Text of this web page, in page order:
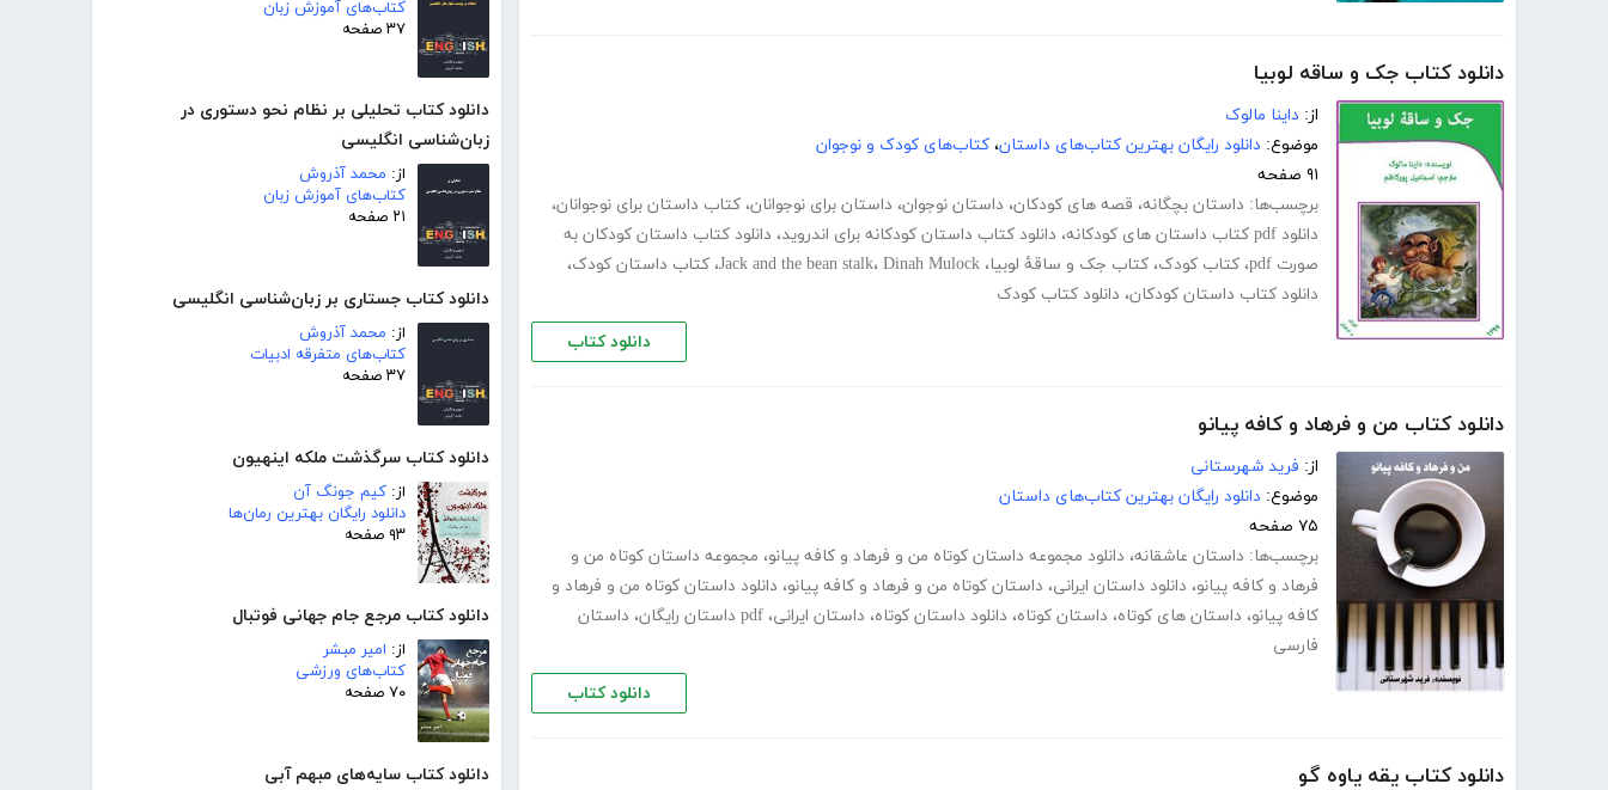
کتاب‌های آموزش زبان
۳۷ صفحه
دانلود کتاب تحلیلی بر نظام نحو دستوری در
زبان‌شناسی انگلیسی
از: محمد آذروش
کتاب‌های آموزش زبان
۲۱ صفحه
دانلود کتاب جستاری بر زبان‌شناسی انگلیسی
از: محمد آذروش
کتاب‌های متفرقه ادبیات
۳۷ صفحه
دانلود کتاب سرگذشت ملکه اینهیون
از: کیم جونگ آن
دانلود رایگان بهترین رمان‌ها
۹۳ صفحه
دانلود کتاب مرجع جام جهانی فوتبال
از: امیر مبشر
کتاب‌های ورزشی
۷۰ صفحه
دانلود کتاب سایه‌های مبهم آبی
دانلود کتاب جک و ساقه لوبیا
از: داینا مالوک
موضوع: دانلود رایگان بهترین کتاب‌های داستان، کتاب‌های کودک و نوجوان
۹۱ صفحه
برچسب‌ها: داستان بچگانه، قصه های کودکان، داستان نوجوان، داستان برای نوجوانان، کتاب داستان برای نوجوانان،
دانلود pdf کتاب داستان های کودکانه
، دانلود کتاب داستان کودکانه برای اندروید، دانلود کتاب داستان کودکان به
صورت pdf
، کتاب کودک، کتاب جک و ساقۀ لوبیا، Jack and the bean stalk، Dinah Mulock ، کتاب داستان کودک،
دانلود کتاب داستان کودکان، دانلود کتاب کودک
دانلود کتاب
دانلود کتاب من و فرهاد و کافه پیانو
از: فرید شهرستانی
موضوع: دانلود رایگان بهترین کتاب‌های داستان
۷۵ صفحه
برچسب‌ها: داستان عاشقانه، دانلود مجموعه داستان کوتاه من و فرهاد و کافه پیانو، مجموعه داستان کوتاه من و
فرهاد و کافه پیانو، دانلود داستان ایرانی، داستان کوتاه من و فرهاد و کافه پیانو، دانلود داستان کوتاه من و فرهاد و
کافه پیانو، داستان های کوتاه، داستان کوتاه، دانلود داستان کوتاه، داستان ایرانی، pdf داستان رایگان ، داستان
فارسی
دانلود کتاب
دانلود کتاب یقه یاوه گو